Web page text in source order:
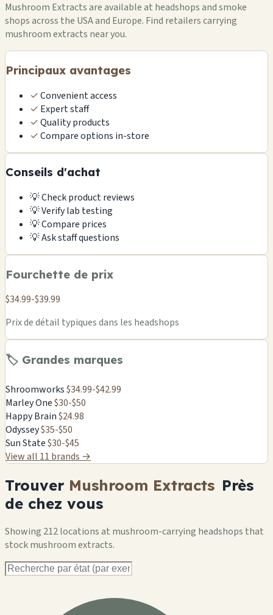
Mushroom Extracts are available at headshops and smoke
shops across the USA and Europe. Find retailers carrying
mushroom extracts near you.
Principaux avantages
✓Convenient access
✓ Expert staff
✓Quality products
✓Compare options in-store
Conseils d'achat
💡Check product reviews
💡Verify lab testing
💡Compare prices
💡Ask staff questions
Fourchette de prix
$34.99-$39.99
Prix de détail typiques dans les headshops
🏷️ Grandes marques
Shroomworks$34.99-$42.99
Marley One$30-$50
Happy Brain$24.98
Odyssey$35-$50
Sun State$30-$45
View all 11 brands →
Trouver Mushroom Extracts Près
de chez vous
Showing 212 locations at mushroom-carrying headshops that
stock mushroom extracts.